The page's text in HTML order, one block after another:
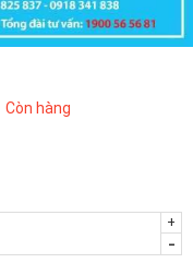
Còn hàng
+
-